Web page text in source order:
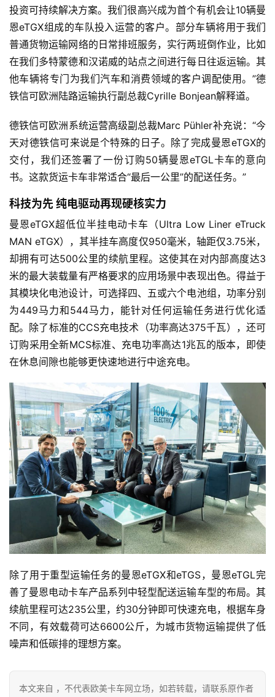
首
独
家
资
讯
视
频
专
题
社
区
登录 注册
投资可持续解决方案。我们很高兴成为首个有机会让10辆曼
恩eTGX组成的车队投入运营的客户。部分车辆将用于我们
普通货物运输网络的日常排班服务，实行两班倒作业，比如
在我们多特蒙德和汉诺威的站点之间进行每日往返运输。其
他车辆将专门为我们汽车和消费领域的客户调配使用。”德
铁信可欧洲陆路运输执行副总裁Cyrille Bonjean解释道。
德铁信可欧洲系统运营高级副总裁Marc Pühler补充说：“今
天对德铁信可来说是个特殊的日子。除了完成曼恩eTGX的
交付，我们还签署了一份订购50辆曼恩eTGL卡车的意向
书。这款货运卡车非常适合“最后一公里”的配送任务。”
科技为先 纯电驱动再现硬核实力
曼恩eTGX超低位半挂电动卡车（Ultra Low Liner eTruck
MAN eTGX），其半挂车高度仅950毫米，轴距仅3.75米，
却拥有可达500公里的续航里程。这使其在对内部高度达3
米的最大装载量有严格要求的应用场景中表现出色。得益于
其模块化电池设计，可选择四、五或六个电池组，功率分别
为449马力和544马力，能针对任何运输任务进行优化适
配。除了标准的CCS充电技术（功率高达375千瓦），还可
订购采用全新MCS标准、充电功率高达1兆瓦的版本，即使
在休息间隙也能够更快速地进行中途充电。
除了用于重型运输任务的曼恩eTGX和eTGS，曼恩eTGL完
善了曼恩电动卡车产品系列中轻型配送运输车型的布局。其
续航里程可达235公里，约30分钟即可快速充电，根据车身
不同，有效载荷可达6600公斤，为城市货物运输提供了低
噪声和低碳排的理想方案。
本文来自 ，不代表欧美卡车网立场，如若转载，请联系原作者